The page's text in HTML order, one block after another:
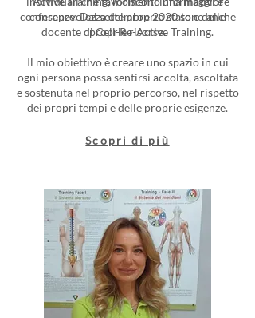
consapevolezza del proprio stato e delle
proprie risorse.
conferenze. Dal settembre 2020 sono anche
docente di Cell-Re-Active Training.
Il mio obiettivo è creare uno spazio in cui
ogni persona possa sentirsi accolta, ascoltata
e sostenuta nel proprio percorso, nel rispetto
dei propri tempi e delle proprie esigenze.
Scopri di più